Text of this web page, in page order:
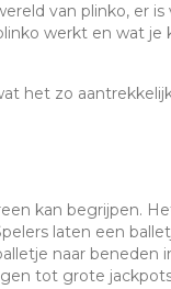
van plinko, er
werkt en wat je
het zo
kan begrijpen.
laten een
naar beneden
tot grote